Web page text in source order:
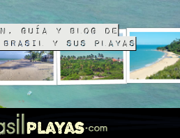
guía y blog de
y sus playas